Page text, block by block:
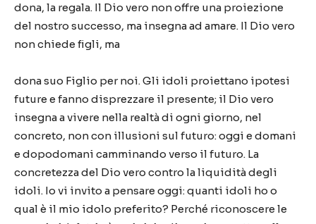
dona, la regala. Il Dio vero non offre una proiezione
del nostro successo, ma insegna ad amare. Il Dio vero
non chiede figli, ma
dona suo Figlio per noi. Gli idoli proiettano ipotesi
future e fanno disprezzare il presente; il Dio vero
insegna a vivere nella realtà di ogni giorno, nel
concreto, non con illusioni sul futuro: oggi e domani
e dopodomani camminando verso il futuro. La
concretezza del Dio vero contro la liquidità degli
idoli. Io vi invito a pensare oggi: quanti idoli ho o
qual è il mio idolo preferito? Perché riconoscere le